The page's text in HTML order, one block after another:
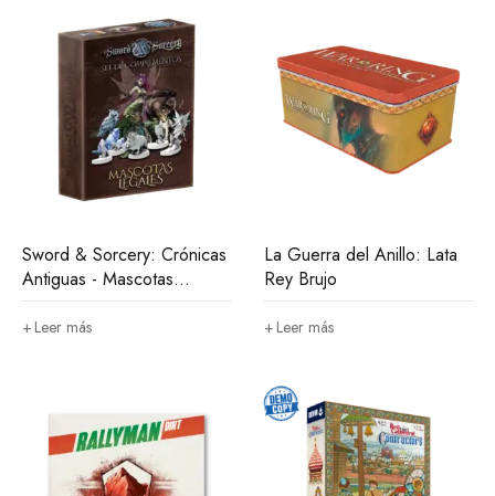
Sword & Sorcery: Crónicas
Antiguas - Mascotas
Legales
Leer más
La Guerra del Anillo: Lata
Rey Brujo
Leer más